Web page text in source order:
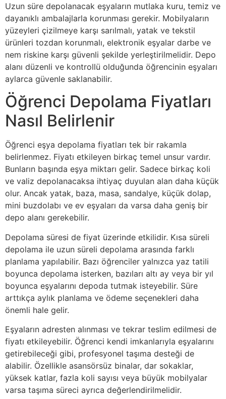
Uzun süre depolanacak eşyaların mutlaka kuru, temiz ve
dayanıklı ambalajlarla korunması gerekir. Mobilyaların
yüzeyleri çizilmeye karşı sarılmalı, yatak ve tekstil
ürünleri tozdan korunmalı, elektronik eşyalar darbe ve
nem riskine karşı güvenli şekilde yerleştirilmelidir. Depo
alanı düzenli ve kontrollü olduğunda öğrencinin eşyaları
aylarca güvenle saklanabilir.
Öğrenci Depolama Fiyatları
Nasıl Belirlenir
Öğrenci eşya depolama fiyatları tek bir rakamla
belirlenmez. Fiyatı etkileyen birkaç temel unsur vardır.
Bunların başında eşya miktarı gelir. Sadece birkaç koli
ve valiz depolanacaksa ihtiyaç duyulan alan daha küçük
olur. Ancak yatak, baza, masa, sandalye, küçük dolap,
mini buzdolabı ve ev eşyaları da varsa daha geniş bir
depo alanı gerekebilir.
Depolama süresi de fiyat üzerinde etkilidir. Kısa süreli
depolama ile uzun süreli depolama arasında farklı
planlama yapılabilir. Bazı öğrenciler yalnızca yaz tatili
boyunca depolama isterken, bazıları altı ay veya bir yıl
boyunca eşyalarını depoda tutmak isteyebilir. Süre
arttıkça aylık planlama ve ödeme seçenekleri daha
önemli hale gelir.
Eşyaların adresten alınması ve tekrar teslim edilmesi de
fiyatı etkileyebilir. Öğrenci kendi imkanlarıyla eşyalarını
getirebileceği gibi, profesyonel taşıma desteği de
alabilir. Özellikle asansörsüz binalar, dar sokaklar,
yüksek katlar, fazla koli sayısı veya büyük mobilyalar
varsa taşıma süreci ayrıca değerlendirilmelidir.